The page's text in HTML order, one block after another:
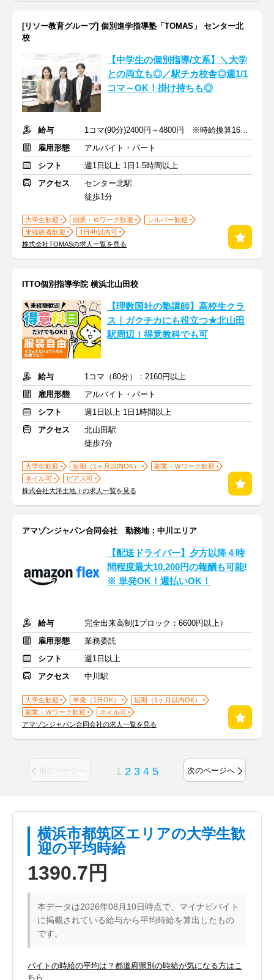
[リソー教育グループ] 個別進学指導塾「TOMAS」 センター北
校
【中学生の個別指導/文系】＼大学
との両立も◎／駅チカ校舎◎週1/1
コマ～OK！掛け持ちも◎
給与
1コマ(90分)2400円～4800円 ※時給換算1600円～3200円
雇用形態
アルバイト・パート
シフト
週1日以上 1日1.5時間以上
アクセス
センター北駅
徒歩1分
大学生歓迎 副業・Ｗワーク歓迎
シルバー歓迎
未経験者歓迎
1日4h以内可
株式会社TOMASの求人一覧を見る
ITTO個別指導学院 横浜北山田校
【理数国社の塾講師】高校生クラ
ス｜ガクチカにも役立つ★北山田
駅周辺！得意教科でも可
給与
1コマ（80分）：2160円以上
雇用形態
アルバイト・パート
シフト
週1日以上 1日1時間以上
アクセス
北山田駅
徒歩7分
大学生歓迎 短期（1ヶ月以内OK）
副業・Ｗワーク歓迎
ネイル可
ピアス可
株式会社大洋土地ｉの求人一覧を見る
アマゾンジャパン合同会社 勤務地：中川エリア
【配送ドライバー】夕方以降４時
間程度最大10,200円の報酬も可能!
※ 単発OK！週払いOK！
給与
完全出来高制(1ブロック：6600円以上）
雇用形態
業務委託
シフト
週1日以上
アクセス
中川駅
大学生歓迎 単発（1日OK）
短期（1ヶ月以内OK）
副業・Ｗワーク歓迎
ネイル可
アマゾンジャパン合同会社の求人一覧を見る
前のページへ 1 2 3 4 5 次のページへ
横浜市都筑区エリアの大学生歓
迎の平均時給
1390.7円
本データは2026年08月10日時点で、マイナビバイト
に掲載されている給与から平均時給を算出したもの
です。
バイトの時給の平均は？都道府県別の時給が気になる方はこ
ちら